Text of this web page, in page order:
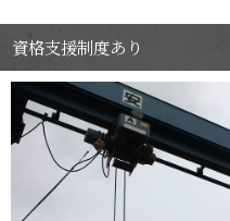
資格支援制度あり